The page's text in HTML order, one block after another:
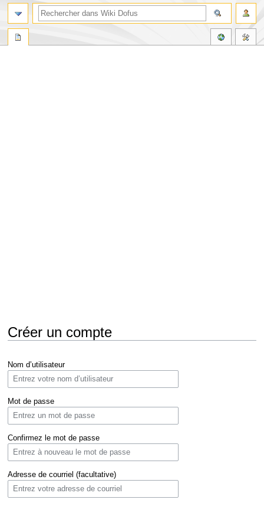
Créer un compte
à
navigation
à
recherche
Nom d’utilisateur
Mot de passe
Confirmez le mot de passe
Adresse de courriel (facultative)